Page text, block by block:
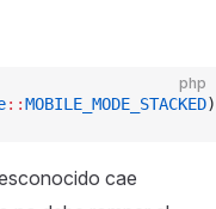
php
::MOBILE_MODE_STACKED
cae